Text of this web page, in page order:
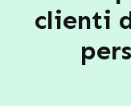
clienti